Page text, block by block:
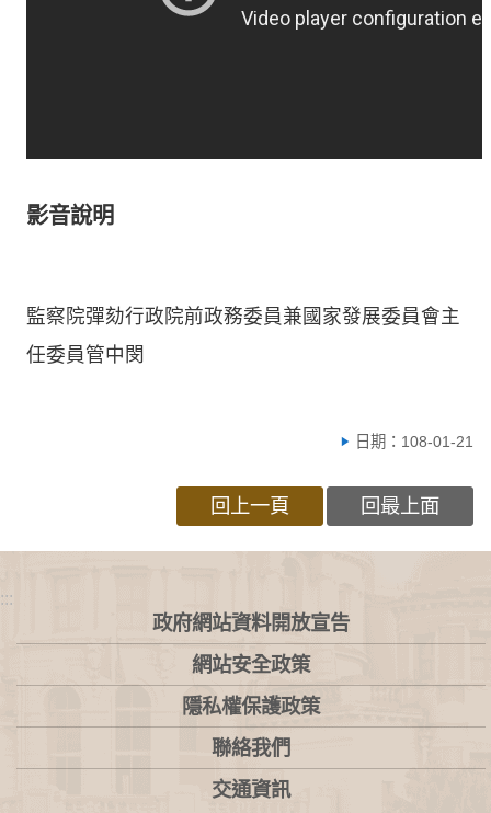
影音說明
監察院彈劾行政院前政務委員兼國家發展委員會主
任委員管中閔
日期：108-01-21
回上一頁 回最上面
:::
政府網站資料開放宣告
網站安全政策
隱私權保護政策
聯絡我們
交通資訊